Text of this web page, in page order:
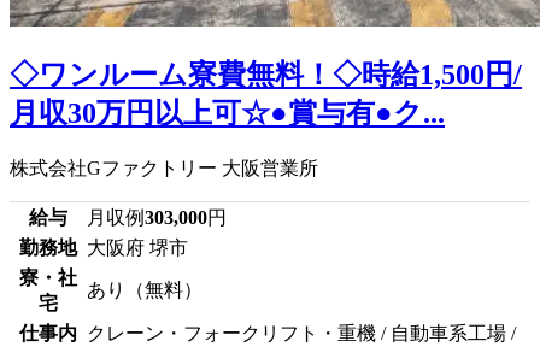
◇ワンルーム寮費無料！◇時給1,500円/
月収30万円以上可☆●賞与有●ク...
株式会社Gファクトリー 大阪営業所
給与 月収例303,000円
勤務地 大阪府 堺市
寮・社
宅
あり（無料）
仕事内
クレーン・フォークリフト・重機 / 自動車系工場 /